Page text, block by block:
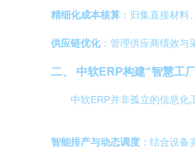
精细化成本核算 ：归集直接材
供应链优化：管理供应商绩效与
二、 中软ERP构建“智慧工
中软ERP并非孤立的信息化
智能排产与动态调度 ：结合设